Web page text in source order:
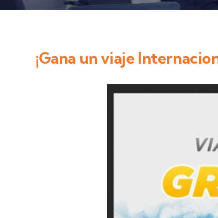
¡Gana un viaje